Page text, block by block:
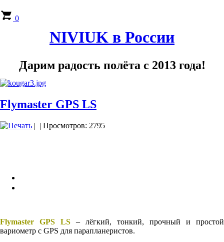
0
NIVIUK в России
Дарим радость полёта с 2013 года!
Flymaster GPS LS
| | Просмотров: 2795
Flymaster GPS LS – лёгкий, тонкий, прочный и простой
вариометр с GPS для парапланеристов.